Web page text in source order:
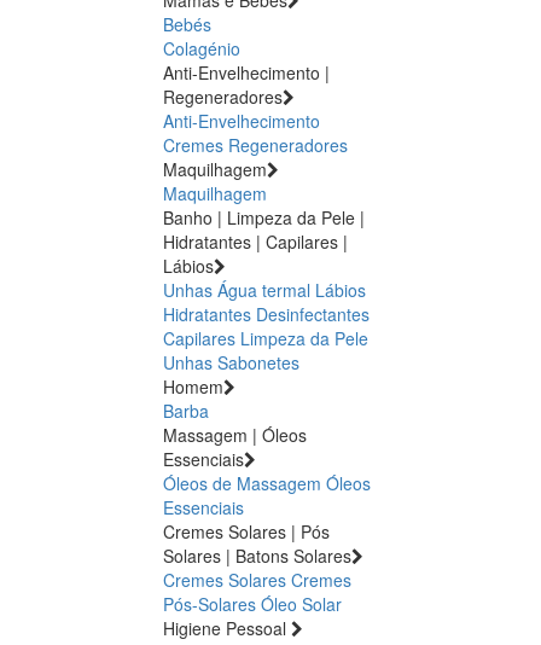
Bebés
Colagénio
Anti-Envelhecimento |
Regeneradores
Anti-Envelhecimento
Cremes Regeneradores
Maquilhagem
Maquilhagem
Banho | Limpeza da Pele |
Hidratantes | Capilares |
Lábios
Unhas Água termal Lábios
Hidratantes Desinfectantes
Capilares Limpeza da Pele
Unhas Sabonetes
Homem
Barba
Massagem | Óleos
Essenciais
Óleos de Massagem Óleos
Essenciais
Cremes Solares | Pós
Solares | Batons Solares
Cremes Solares Cremes
Pós-Solares Óleo Solar
Higiene Pessoal